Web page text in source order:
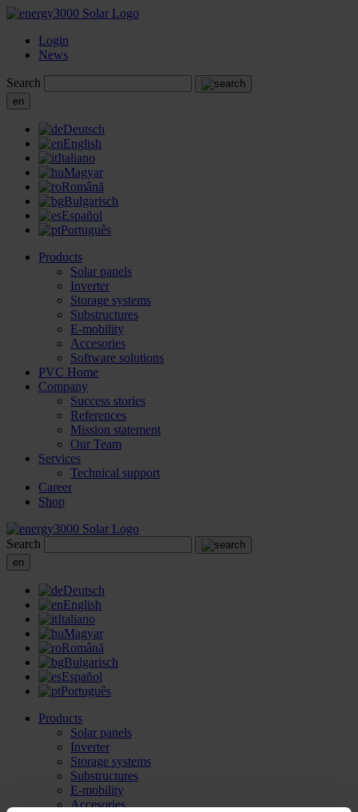
Login
News
Search
en
Deutsch
English
Italiano
Magyar
Română
Bulgarisch
Español
Português
Products
Solar panels
Inverter
Storage systems
Substructures
E-mobility
Accesories
Software solutions
PVC Home
Company
Success stories
References
Mission statement
Our Team
Services
Technical support
Career
Shop
Search
en
Deutsch
English
Italiano
Magyar
Română
Bulgarisch
Español
Português
Products
Solar panels
Inverter
Storage systems
Substructures
E-mobility
Accesories